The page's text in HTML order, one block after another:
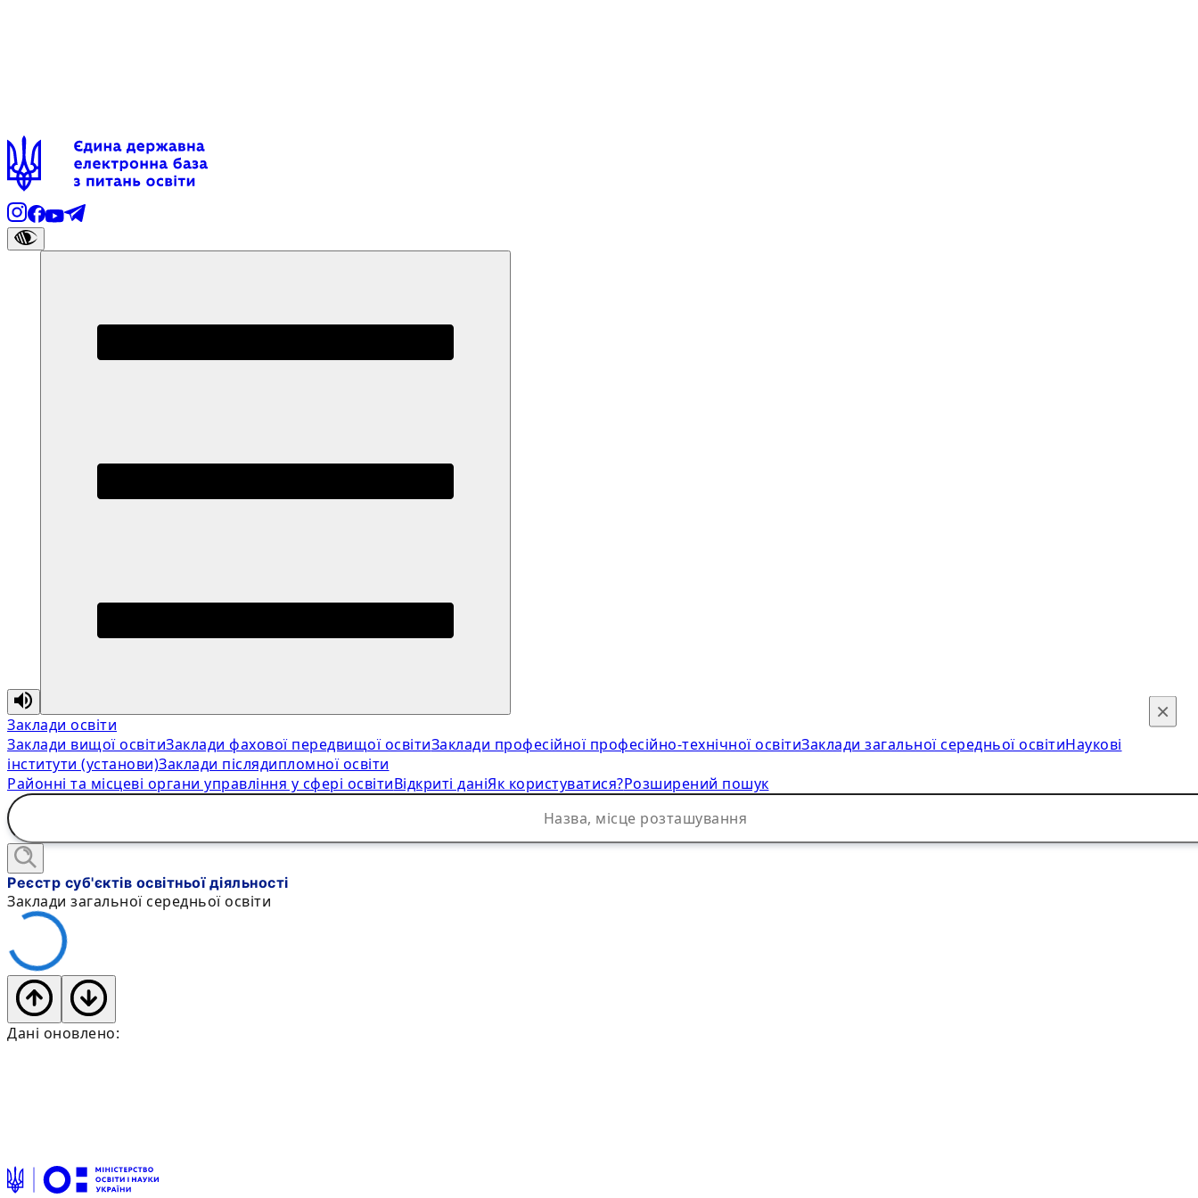
Заклади освіти
Заклади вищої освітиЗаклади фахової передвищої освітиЗаклади професійної професійно-технічної освітиЗаклади загальної середньої освітиНаукові
інститути (установи)Заклади післядипломної освіти
Районні та місцеві органи управління у сфері освітиВідкриті даніЯк користуватися?Розширений пошук
×
Реєстр суб'єктів освітньої діяльності
Заклади загальної середньої освіти
Дані оновлено: